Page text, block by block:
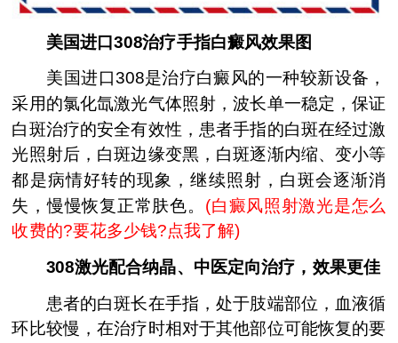
美国进口308治疗手指白癜风效果图
美国进口308是治疗白癜风的一种较新设备，
采用的氯化氙激光气体照射，波长单一稳定，保证
白斑治疗的安全有效性，患者手指的白斑在经过激
光照射后，白斑边缘变黑，白斑逐渐内缩、变小等
都是病情好转的现象，继续照射，白斑会逐渐消
失，慢慢恢复正常肤色。 (白癜风照射激光是怎么
收费的?要花多少钱?点我了解)
308激光配合纳晶、中医定向治疗，效果更佳
患者的白斑长在手指，处于肢端部位，血液循
环比较慢，在治疗时相对于其他部位可能恢复的要